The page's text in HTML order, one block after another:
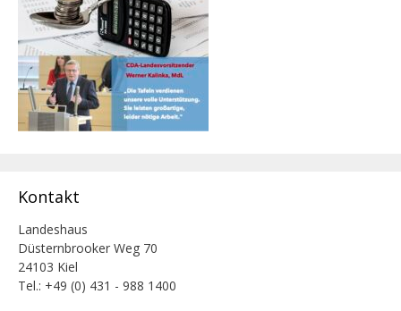
Kontakt
Landeshaus
Düsternbrooker Weg 70
24103 Kiel
Tel.: +49 (0) 431 - 988 1400